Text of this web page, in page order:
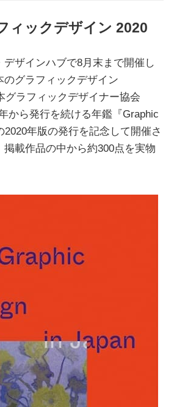
ィックデザイン 2020
ザインハブで8月末まで開催し
のグラフィックデザイン
グラフィックデザイナー協会
から発行を続ける年鑑『Graphic
2020年版の発行を記念して開催さ
載作品の中から約300点を実物